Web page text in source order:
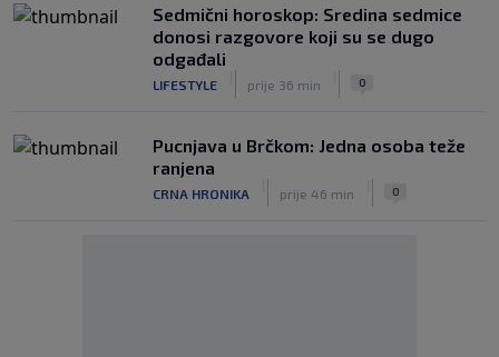
Sedmični horoskop: Sredina sedmice
donosi razgovore koji su se dugo
odgađali
LIFESTYLE prije 36 min 0
Pucnjava u Brčkom: Jedna osoba teže
ranjena
CRNA HRONIKA prije 46 min 0